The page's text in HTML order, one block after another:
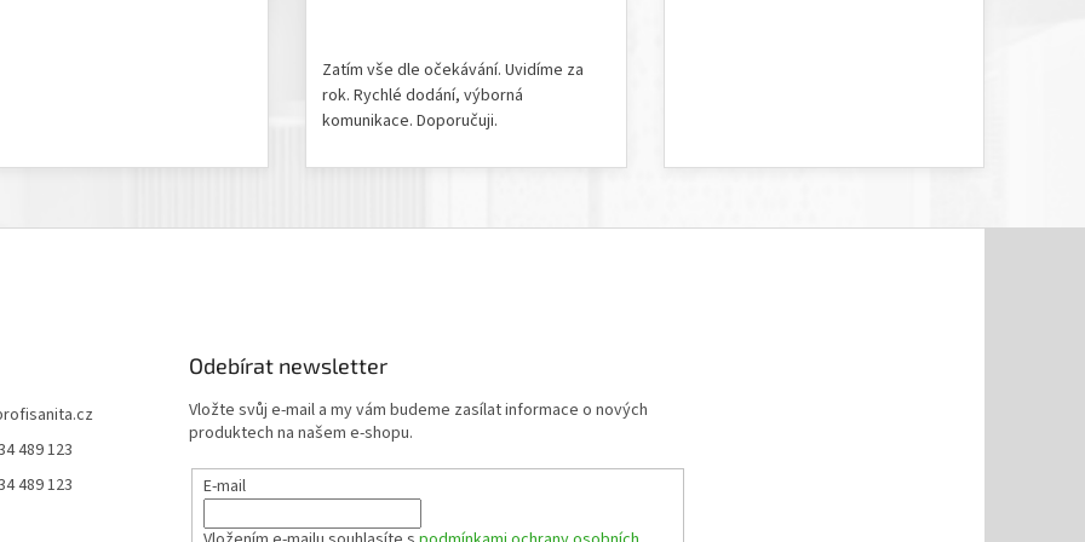
Zatím vše dle očekávání. Uvidíme za
rok. Rychlé dodání, výborná
komunikace. Doporučuji.
489 123
489 123
Odebírat newsletter
Vložte svůj e-mail a my vám budeme zasílat informace o nových
produktech na našem e-shopu.
E-mail